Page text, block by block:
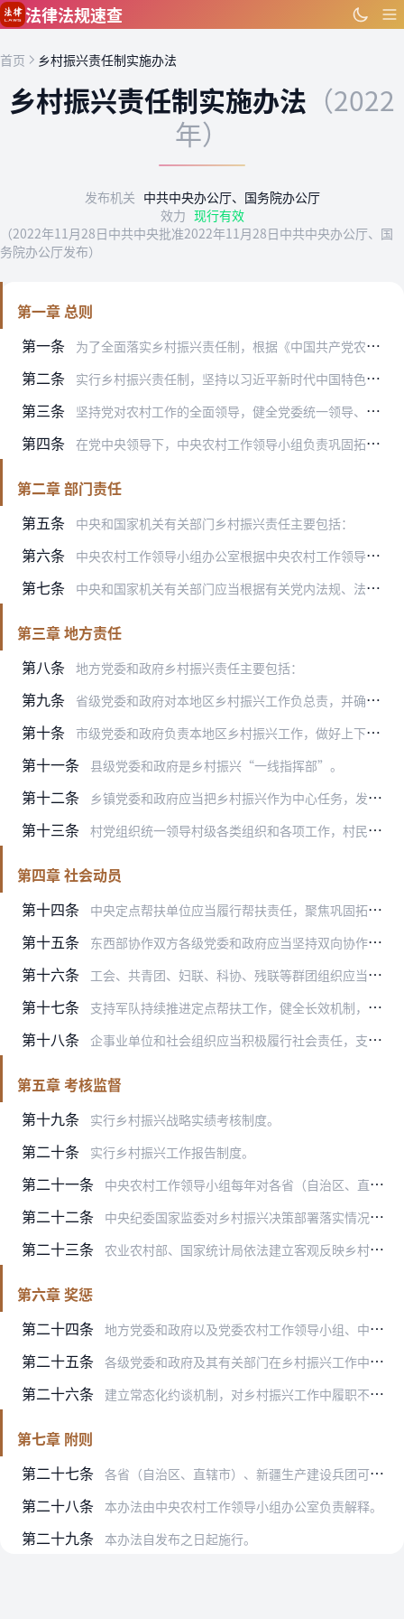
跳到主要内容
法律法规速查
首页 乡村振兴责任制实施办法
乡村振兴责任制实施办法 （2022
年）
发布机关 中共中央办公厅、国务院办公厅
效力 现行有效
（2022年11月28日中共中央批准2022年11月28日中共中央办公厅、国
务院办公厅发布）
第一章 总则
第一条
为了全面落实乡村振兴责任制，根据《中国共产党农村工作条例》、《中华人民共和国乡村振兴促进法》，制定本办法。
第二条 实行乡村振兴责任制，坚持以习近平新时代中国特色社会主义思想为指导，增强“四个意识”、坚定“四个自信”、做到“两个维护”，实行中央统筹、省负总责、市县乡抓落实的乡…
第三条 坚持党对农村工作的全面领导，健全党委统一领导、政府负责、党委农村工作部门统筹协调的农村工作领导体制，省市县乡村五级书记抓乡村振兴。
第四条 在党中央领导下，中央农村工作领导小组负责巩固拓展脱贫攻坚成果、全面推进乡村振兴的牵头抓总、统筹协调，推动建立健全乡村振兴责任落实、组织推动、社会动员、要素保障、…
第二章 部门责任
第五条
中央和国家机关有关部门乡村振兴责任主要包括：
第六条 中央农村工作领导小组办公室根据中央农村工作领导小组安排部署，负责牵头组织开展乡村振兴重大政策研究、重大事项协调、重大任务督促落实等工作。
第七条 中央和国家机关有关部门应当根据有关党内法规、法律法规规定和职责分工落实乡村振兴各项任务，加强对本单位本系统乡村振兴工作的领导，建立健全乡村振兴工作机制，加强部门…
第三章 地方责任
第八条
地方党委和政府乡村振兴责任主要包括：
第九条 省级党委和政府对本地区乡村振兴工作负总责，并确保乡村振兴责任制层层落实。
第十条 市级党委和政府负责本地区乡村振兴工作，做好上下衔接、域内协调、督促检查，发挥好以市带县作用。
第十一条 县级党委和政府是乡村振兴“一线指挥部”。
第十二条 乡镇党委和政府应当把乡村振兴作为中心任务，发挥基层基础作用，健全统一指挥和统筹协调机制，“一村一策”加强精准指导服务，组织编制村庄规划，抓好乡村振兴资金项目落地…
第十三条 村党组织统一领导村级各类组织和各项工作，村民委员会和农村集体经济组织发挥基础性作用，全面落实“四议两公开”制度，组织动员农民群众共同参与乡村振兴。确定本村乡村振…
第四章 社会动员
第十四条
中央定点帮扶单位应当履行帮扶责任，聚焦巩固拓展脱贫攻坚成果和全面推进乡村振兴，制定年度计划，发挥自身优势创新帮扶举措，持续选派挂职干部和驻村第一书记，加强工作指…
第十五条 东西部协作双方各级党委和政府应当坚持双向协作、互惠互利、多方共赢，统筹推进教育、文化、医疗卫生、科技等领域对口帮扶工作，深化区县、村企、学校、医院等结对帮扶，加…
第十六条 工会、共青团、妇联、科协、残联等群团组织应当发挥优势和力量参与乡村振兴。鼓励和支持各民主党派、工商联以及无党派人士等在乡村振兴中发挥积极作用。
第十七条 支持军队持续推进定点帮扶工作，健全长效机制，巩固提升帮扶成效，协助建强基层组织，支持提高民生服务水平，深化军民共建社会主义精神文明活动，积极促进退役军人投身乡村…
第十八条 企事业单位和社会组织应当积极履行社会责任，支持乡村振兴。深入实施“万企兴万村”行动，探索建立健全企业支持乡村振兴机制。发挥第三次分配作用，鼓励引导各类公益慈善资…
第五章 考核监督
第十九条
实行乡村振兴战略实绩考核制度。
第二十条 实行乡村振兴工作报告制度。
第二十一条 中央农村工作领导小组每年对各省（自治区、直辖市）实施乡村振兴战略情况开展督查，督查结果纳入年度乡村振兴战略实绩考核；每年对中央和国家机关有关部门实施乡村振兴战略…
第二十二条 中央纪委国家监委对乡村振兴决策部署落实情况进行监督执纪问责。国家发展改革委、财政部、农业农村部、审计署、国家乡村振兴局等部门和单位按照各自职责对乡村振兴政策落实…
第二十三条 农业农村部、国家统计局依法建立客观反映乡村振兴进展的指标和统计体系。县级以上地方党委和政府应当对本地区乡村振兴战略实施情况进行评估。
第六章 奖惩
第二十四条
地方党委和政府以及党委农村工作领导小组、中央和国家机关有关部门可以按照有关规定，对落实乡村振兴责任到位、工作成效显著的部门和个人，以及作出突出贡献的社会帮扶主体…
第二十五条 各级党委和政府及其有关部门在乡村振兴工作中不履行或者不正确履行职责，存在形式主义、官僚主义等问题的，应当依照有关党内法规和法律法规，追究负有责任的领导人员和直接…
第二十六条 建立常态化约谈机制，对乡村振兴工作中履职不力、工作滞后的，上级党委和政府应当约谈下级党委和政府，本级党委和政府应当约谈同级有关部门。
第七章 附则
第二十七条
各省（自治区、直辖市）、新疆生产建设兵团可以根据本办法，结合本地区实际制定实施细则。
第二十八条 本办法由中央农村工作领导小组办公室负责解释。
第二十九条 本办法自发布之日起施行。